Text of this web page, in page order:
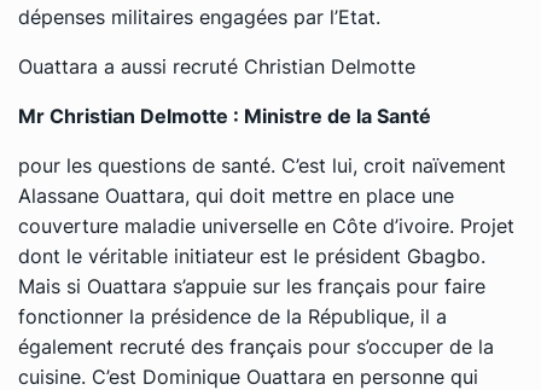
dépenses militaires engagées par l’Etat.
Ouattara a aussi recruté Christian Delmotte
Mr Christian Delmotte : Ministre de la Santé
pour les questions de santé. C’est lui, croit naïvement
Alassane Ouattara, qui doit mettre en place une
couverture maladie universelle en Côte d’ivoire. Projet
dont le véritable initiateur est le président Gbagbo.
Mais si Ouattara s’appuie sur les français pour faire
fonctionner la présidence de la République, il a
également recruté des français pour s’occuper de la
cuisine. C’est Dominique Ouattara en personne qui